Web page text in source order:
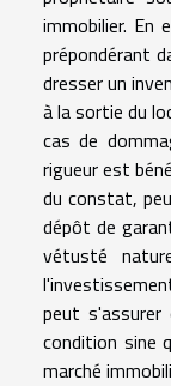
immobilier. En
prépondérant
dresser un
à la sortie du
cas de
rigueur est
du constat,
dépôt de
vétusté
peut
condition sine
marché